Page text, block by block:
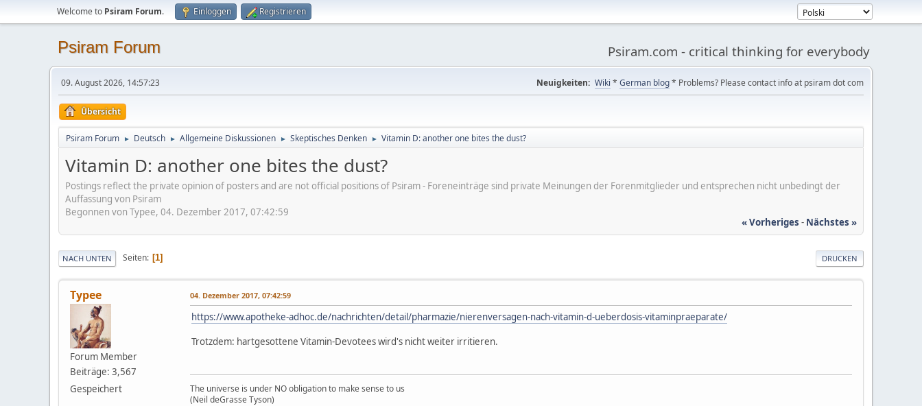
Welcome to Psiram Forum. Einloggen Registrieren
Psiram Forum Psiram.com - critical thinking for everybody
09. August 2026, 14:57:23 Neuigkeiten: Wiki * German blog* Problems? Please contact info at psiram dot com
Übersicht
Psiram Forum ► Deutsch ► Allgemeine Diskussionen ► Skeptisches Denken ► Vitamin D: another one bites the dust?
Vitamin D: another one bites the dust?
Postings reflect the private opinion of posters and are not official positions of Psiram - Foreneinträge sind private Meinungen der Forenmitglieder und entsprechen nicht unbedingt der
Auffassung von Psiram
Begonnen von Typee, 04. Dezember 2017, 07:42:59
« Vorheriges - Nächstes »
DRUCKEN
NACH UNTEN Seiten 1
Typee
Forum Member
Beiträge: 3,567
Gespeichert
04. Dezember 2017, 07:42:59
https://www.apotheke-adhoc.de/nachrichten/detail/pharmazie/nierenversagen-nach-vitamin-d-ueberdosis-vitaminpraeparate/
Trotzdem: hartgesottene Vitamin-Devotees wird's nicht weiter irritieren.
The universe is under NO obligation to make sense to us
(Neil deGrasse Tyson)